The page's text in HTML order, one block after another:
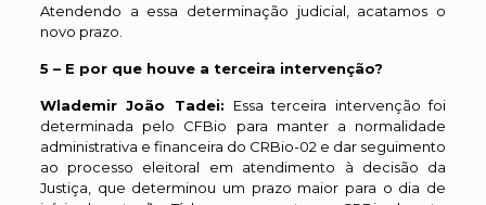
Atendendo a essa determinação judicial, acatamos o
novo prazo.
5 – E por que houve a terceira intervenção?
Wlademir João Tadei: Essa terceira intervenção foi
determinada pelo CFBio para manter a normalidade
administrativa e financeira do CRBio-02 e dar seguimento
ao processo eleitoral em atendimento à decisão da
Justiça, que determinou um prazo maior para o dia de